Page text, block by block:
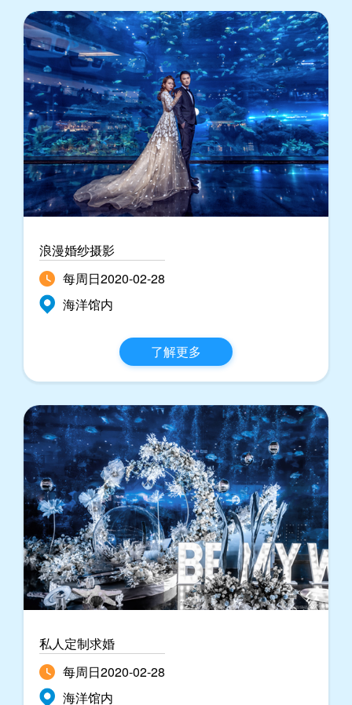
浪漫婚纱摄影
每周日2020-02-28
海洋馆内
了解更多
私人定制求婚
每周日2020-02-28
海洋馆内